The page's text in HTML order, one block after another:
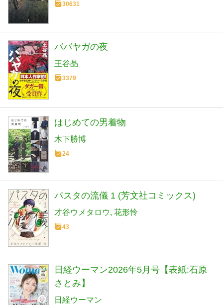
30631
ババヤガの夜
王谷晶
3379
はじめての男着物
木下勝博
24
パスタの流儀 1 (芳文社コミックス)
才谷ウメタロウ 花形怜
43
日経ウーマン2026年5月号【表紙:石原
さとみ】
日経ウーマン